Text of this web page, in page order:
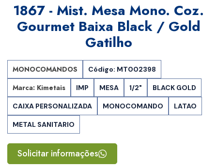
1867 - Mist. Mesa Mono. Coz.
Gourmet Baixa Black / Gold
Gatilho
MONOCOMANDOS Código: MT002398
Marca: Kimetais IMP MESA 1/2" BLACK GOLD
CAIXA PERSONALIZADA MONOCOMANDO LATAO
METAL SANITARIO
Solicitar informações